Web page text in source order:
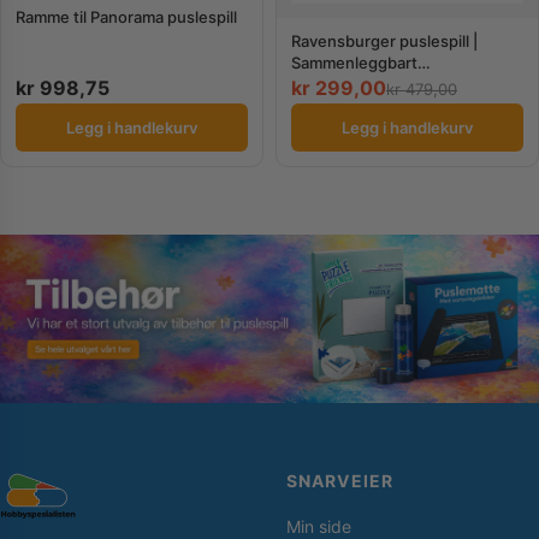
Ramme til Panorama puslespill
kr 998,75
Legg i handlekurv
Ravensburger puslespill |
Sammenleggbart
puslespillbrett
kr 299,00kr479,00
Legg i handlekurv
SNARVEIER
Min side